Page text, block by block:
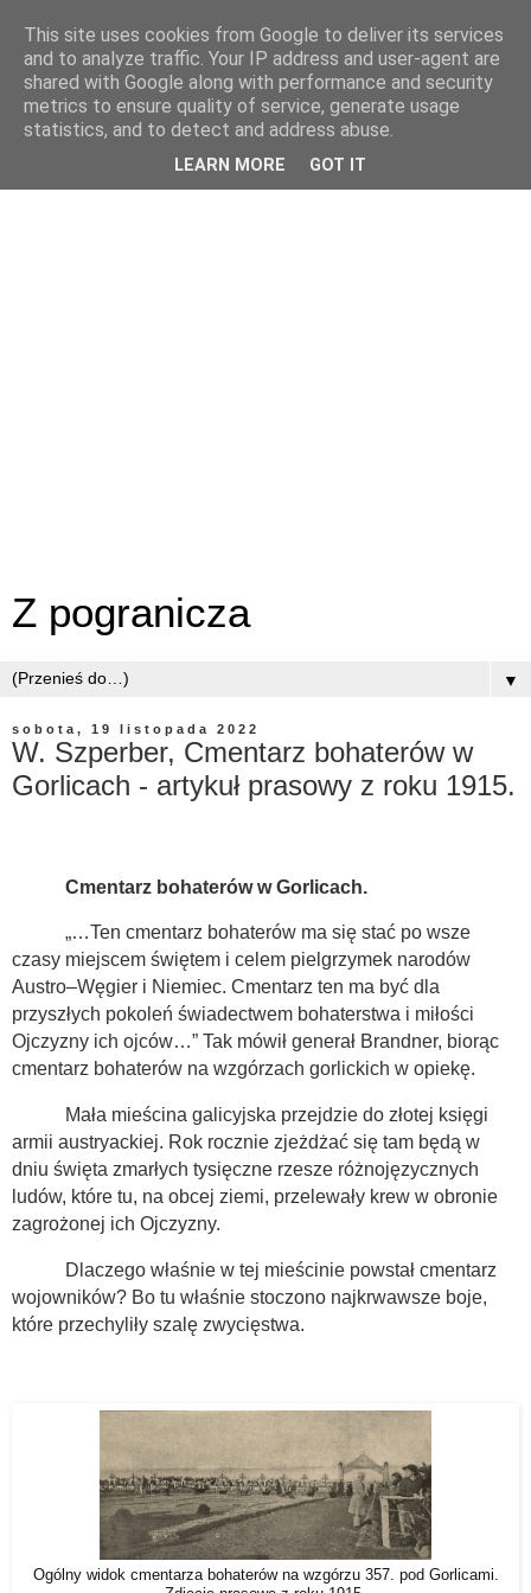
Z pogranicza
▼
sobota, 19 listopada 2022
W. Szperber, Cmentarz bohaterów w
Gorlicach - artykuł prasowy z roku 1915.
Cmentarz bohaterów w Gorlicach.
„…Ten cmentarz bohaterów ma się stać po wsze
czasy miejscem świętem i celem pielgrzymek narodów
Austro–Węgier i Niemiec. Cmentarz ten ma być dla
przyszłych pokoleń świadectwem bohaterstwa i miłości
Ojczyzny ich ojców…” Tak mówił generał Brandner, biorąc
cmentarz bohaterów na wzgórzach gorlickich w opiekę.
Mała mieścina galicyjska przejdzie do złotej księgi
armii austryackiej. Rok rocznie zjeżdżać się tam będą w
dniu święta zmarłych tysięczne rzesze różnojęzycznych
ludów, które tu, na obcej ziemi, przelewały krew w obronie
zagrożonej ich Ojczyzny.
Dlaczego właśnie w tej mieścinie powstał cmentarz
wojowników? Bo tu właśnie stoczono najkrwawsze boje,
które przechyliły szalę zwycięstwa.
Ogólny widok cmentarza bohaterów na wzgórzu 357. pod Gorlicami.
This site uses cookies from Google to deliver its services
and to analyze traffic. Your IP address and user-agent are
shared with Google along with performance and security
metrics to ensure quality of service, generate usage
statistics, and to detect and address abuse.
LEARN MORE GOT IT